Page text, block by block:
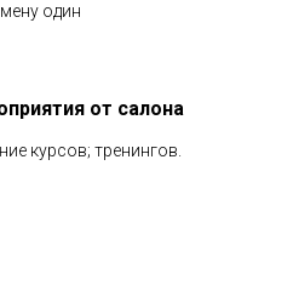
один
от салона
курсов; тренингов.